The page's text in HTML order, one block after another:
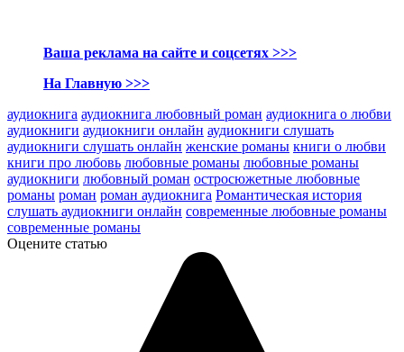
Ваша реклама на сайте и соцсетях >>>
На Главную >>>
аудиокнига аудиокнига любовный роман аудиокнига о любви
аудиокниги аудиокниги онлайн аудиокниги слушать
аудиокниги слушать онлайн женские романы книги о любви
книги про любовь любовные романы любовные романы
аудиокниги любовный роман остросюжетные любовные
романы роман роман аудиокнига Романтическая история
слушать аудиокниги онлайн современные любовные романы
современные романы
Оцените статью